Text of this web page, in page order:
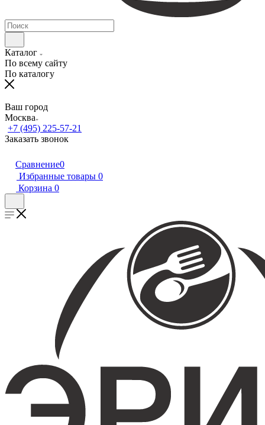
Каталог
По всему сайту
По каталогу
Ваш город
Москва
+7 (495) 225-57-21
Заказать звонок
Сравнение0
Избранные товары 0
Корзина 0